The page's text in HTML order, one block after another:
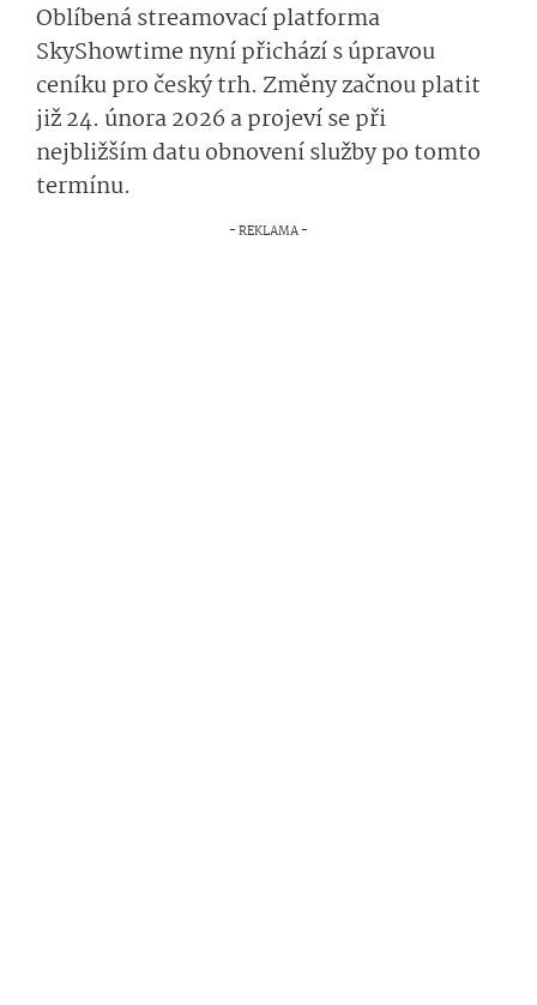
Oblíbená streamovací platforma
SkyShowtime nyní přichází s úpravou
ceníku pro český trh. Změny začnou platit
již 24. února 2026 a projeví se při
nejbližším datu obnovení služby po tomto
termínu.